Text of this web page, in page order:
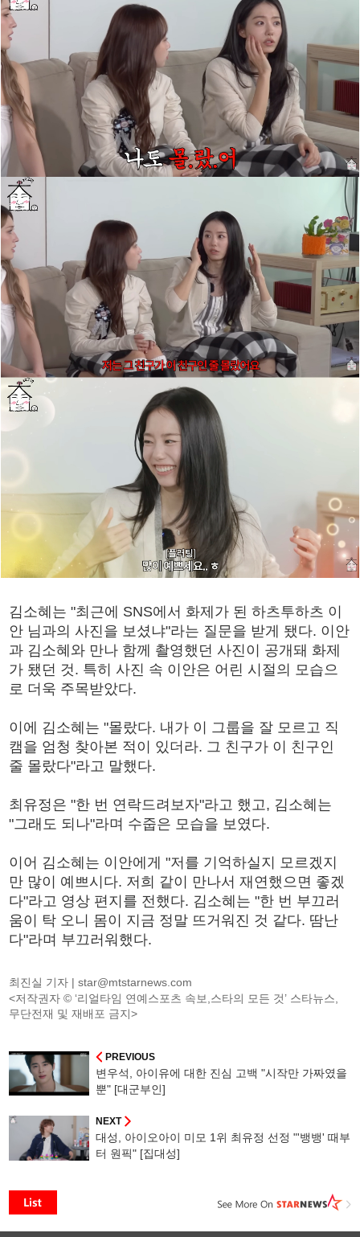
김소혜는 "최근에 SNS에서 화제가 된 하츠투하츠 이
안 님과의 사진을 보셨냐"라는 질문을 받게 됐다. 이안
과 김소혜와 만나 함께 촬영했던 사진이 공개돼 화제
가 됐던 것. 특히 사진 속 이안은 어린 시절의 모습으
로 더욱 주목받았다.
이에 김소혜는 "몰랐다. 내가 이 그룹을 잘 모르고 직
캠을 엄청 찾아본 적이 있더라. 그 친구가 이 친구인
줄 몰랐다"라고 말했다.
최유정은 "한 번 연락드려보자"라고 했고, 김소혜는
"그래도 되나"라며 수줍은 모습을 보였다.
이어 김소혜는 이안에게 "저를 기억하실지 모르겠지
만 많이 예쁘시다. 저희 같이 만나서 재연했으면 좋겠
다"라고 영상 편지를 전했다. 김소혜는 "한 번 부끄러
움이 탁 오니 몸이 지금 정말 뜨거워진 것 같다. 땀난
다"라며 부끄러워했다.
최진실 기자 |star@mtstarnews.com
<저작권자 © ‘리얼타임 연예스포츠 속보,스타의 모든 것’ 스타뉴스,
무단전재 및 재배포 금지>
PREVIOUS
변우석, 아이유에 대한 진심 고백 "시작만 가짜였을
뿐" [대군부인]
NEXT
대성, 아이오아이 미모 1위 최유정 선정 "'뱅뱅' 때부
터 원픽" [집대성]